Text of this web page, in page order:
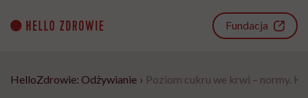
content
Fundacja
HelloZdrowie: Odżywianie › Poziom cukru we krwi – normy.